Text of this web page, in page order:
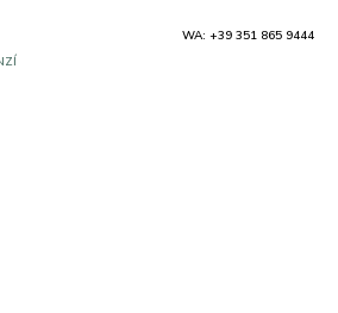
WA: +39 351 865 9444